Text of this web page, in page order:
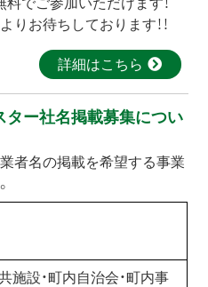
料でご参加いただけます！
お待ちしております！！
詳細はこちら
ター社名掲載募集につい
者名の掲載を希望する事業
施設・町内自治会・町内事